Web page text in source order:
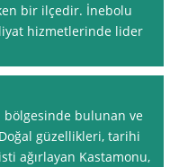
bir ilçedir. İnebolu
hizmetlerinde lider
bölgesinde bulunan ve
güzellikleri, tarihi
ağırlayan Kastamonu,